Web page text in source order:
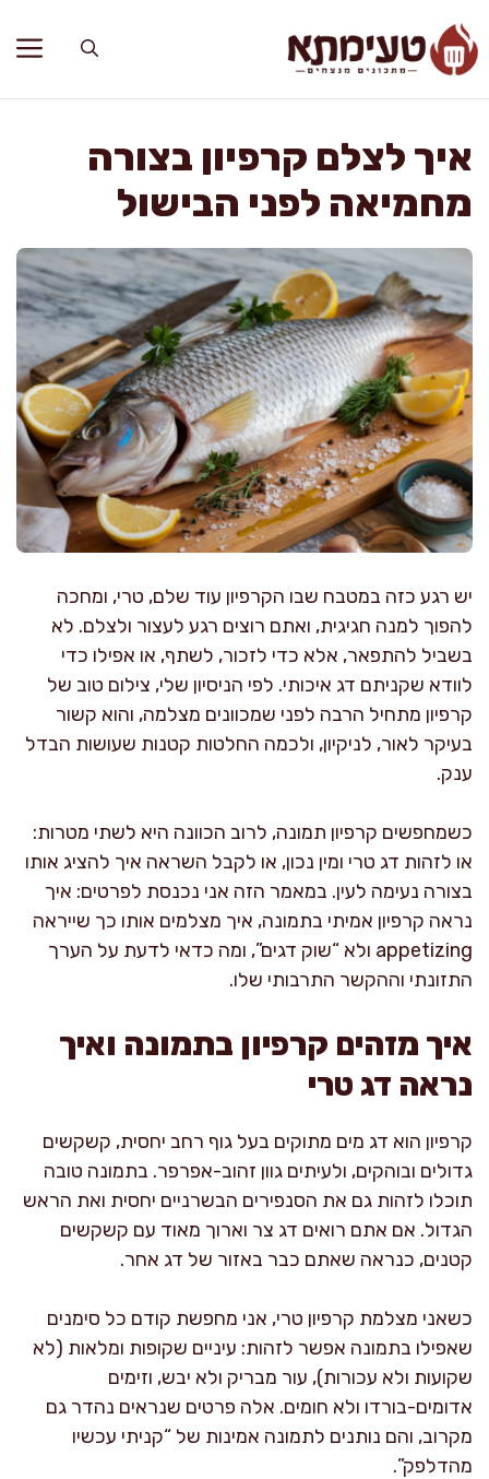
לתוכן
איך לצלם קרפיון בצורה
מחמיאה לפני הבישול
יש רגע כזה במטבח שבו הקרפיון עוד שלם, טרי, ומחכה
להפוך למנה חגיגית, ואתם רוצים רגע לעצור ולצלם. לא
בשביל להתפאר, אלא כדי לזכור, לשתף, או אפילו כדי
לוודא שקניתם דג איכותי. לפי הניסיון שלי, צילום טוב של
קרפיון מתחיל הרבה לפני שמכוונים מצלמה, והוא קשור
בעיקר לאור, לניקיון, ולכמה החלטות קטנות שעושות הבדל
ענק.
כשמחפשים קרפיון תמונה, לרוב הכוונה היא לשתי מטרות:
או לזהות דג טרי ומין נכון, או לקבל השראה איך להציג אותו
בצורה נעימה לעין. במאמר הזה אני נכנסת לפרטים: איך
נראה קרפיון אמיתי בתמונה, איך מצלמים אותו כך שייראה
appetizing ולא “שוק דגים”, ומה כדאי לדעת על הערך
התזונתי וההקשר התרבותי שלו.
איך מזהים קרפיון בתמונה ואיך
נראה דג טרי
קרפיון הוא דג מים מתוקים בעל גוף רחב יחסית, קשקשים
גדולים ובוהקים, ולעיתים גוון זהוב-אפרפר. בתמונה טובה
תוכלו לזהות גם את הסנפירים הבשרניים יחסית ואת הראש
הגדול. אם אתם רואים דג צר וארוך מאוד עם קשקשים
קטנים, כנראה שאתם כבר באזור של דג אחר.
כשאני מצלמת קרפיון טרי, אני מחפשת קודם כל סימנים
שאפילו בתמונה אפשר לזהות: עיניים שקופות ומלאות (לא
שקועות ולא עכורות), עור מבריק ולא יבש, וזימים
אדומים-בורדו ולא חומים. אלה פרטים שנראים נהדר גם
מקרוב, והם נותנים לתמונה אמינות של “קניתי עכשיו
מהדלפק”.